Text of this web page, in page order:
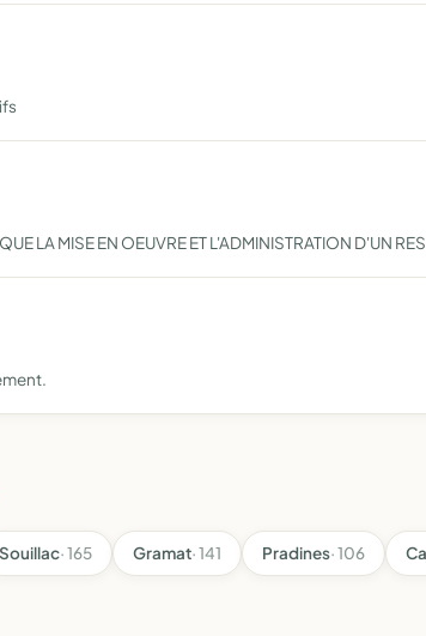
LA MISE EN OEUVRE ET L'ADMINISTRATION D'UN
Souillac· 165 Gramat· 141 Pradines· 106